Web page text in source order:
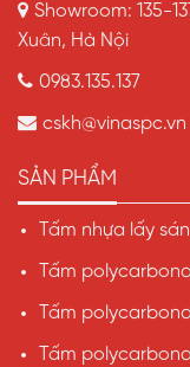
Showroom: 135-
Xuân, Hà Nội
0983.135.137
cskh@vinaspc.vn
SẢN PHẨM
Tấm nhựa lấy
Tấm
Tấm
Tấm